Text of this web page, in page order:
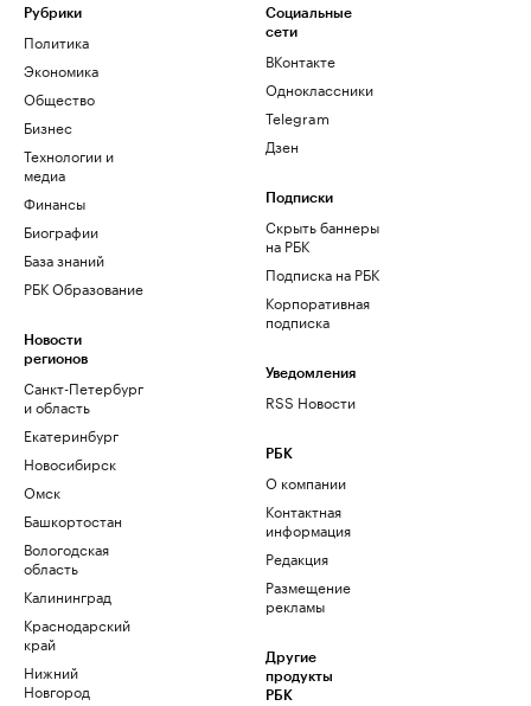
Рубрики
Политика
Экономика
Общество
Бизнес
Технологии и
медиа
Финансы
Биографии
База знаний
РБК Образование
Новости
регионов
Санкт-Петербург
и область
Екатеринбург
Новосибирск
Омск
Башкортостан
Вологодская
область
Калининград
Краснодарский
край
Нижний
Новгород
Социальные
сети
ВКонтакте
Одноклассники
Telegram
Дзен
Подписки
Скрыть баннеры
на РБК
Подписка на РБК
Корпоративная
подписка
Уведомления
RSS Новости
РБК
О компании
Контактная
информация
Редакция
Размещение
рекламы
Другие
продукты
РБК